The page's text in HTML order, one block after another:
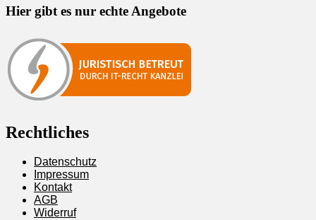
Hier gibt es nur echte Angebote
Rechtliches
Datenschutz
Impressum
Kontakt
AGB
Widerruf